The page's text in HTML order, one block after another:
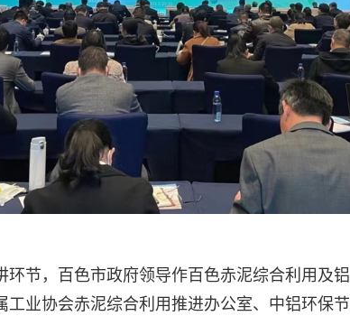
环节，百色市政府领导作百色赤泥综合利用及
工业协会赤泥综合利用推进办公室、中铝环保